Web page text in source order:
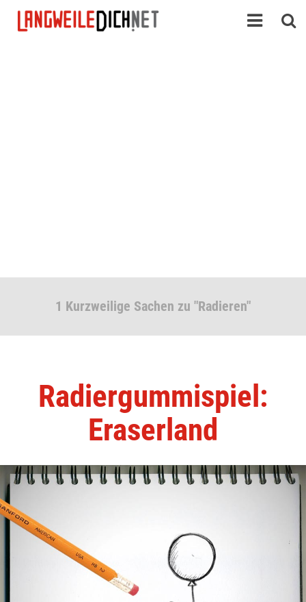
1 Kurzweilige Sachen zu "Radieren"
Radiergummispiel:
Eraserland